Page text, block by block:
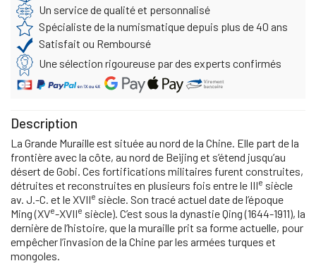
Un service de qualité et personnalisé
Spécialiste de la numismatique depuis plus de 40 ans
Satisfait ou Remboursé
Une sélection rigoureuse par des experts confirmés
Description
La Grande Muraille est située au nord de la Chine. Elle part de la
frontière avec la côte, au nord de Beijing et s’étend jusqu’au
désert de Gobi. Ces fortifications militaires furent construites,
détruites et reconstruites en plusieurs fois entre le IIIe siècle
av. J.-C. et le XVIIe siècle. Son tracé actuel date de l’époque
Ming (XVe-XVIIe siècle). C’est sous la dynastie Qing (1644-1911), la
dernière de l’histoire, que la muraille prit sa forme actuelle, pour
empêcher l’invasion de la Chine par les armées turques et
mongoles.